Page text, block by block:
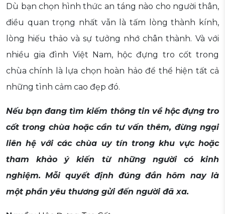
Dù bạn chọn hình thức an táng nào cho người thân,
điều quan trọng nhất vẫn là tấm lòng thành kính,
lòng hiếu thảo và sự tưởng nhớ chân thành. Và với
nhiều gia đình Việt Nam, hộc đựng tro cốt trong
chùa chính là lựa chọn hoàn hảo để thể hiện tất cả
những tình cảm cao đẹp đó.
Nếu bạn đang tìm kiếm thông tin về hộc đựng tro
cốt trong chùa hoặc cần tư vấn thêm, đừng ngại
liên hệ với các chùa uy tín trong khu vực hoặc
tham khảo ý kiến từ những người có kinh
nghiệm. Mỗi quyết định đúng đắn hôm nay là
một phần yêu thương gửi đến người đã xa.